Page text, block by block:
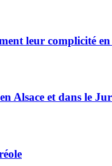
leur complicité
Alsace et dans le